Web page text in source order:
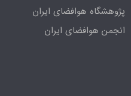
پژوهشگاه هوافضای ایران
انجمن هوافضای ایران